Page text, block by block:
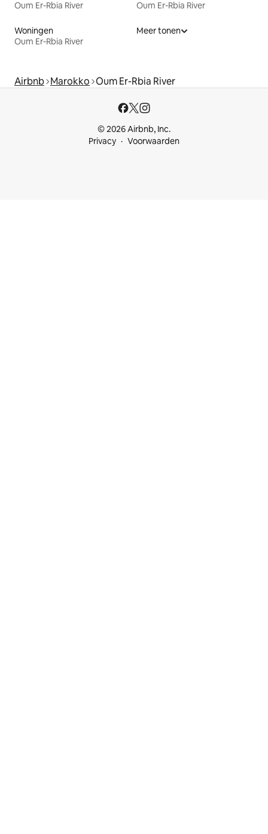
Oum Er-Rbia River
Oum Er-Rbia River
Woningen
Oum Er-Rbia River
Meer tonen
Airbnb Marokko Oum Er-Rbia River
© 2026 Airbnb, Inc.
Privacy
Voorwaarden